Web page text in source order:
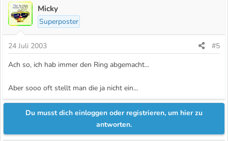
Micky
Superposter
24 Juli 2003
#5
Ach so, ich hab immer den Ring abgemacht...
Aber sooo oft stellt man die ja nicht ein...
Du musst dich einloggen oder registrieren, um hier zu
antworten.